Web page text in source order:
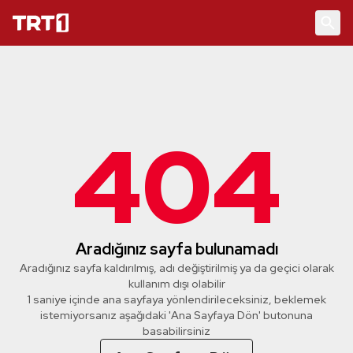
404
Aradığınız sayfa bulunamadı
Aradığınız sayfa kaldırılmış, adı değiştirilmiş ya da geçici olarak
kullanım dışı olabilir
1 saniye içinde ana sayfaya yönlendirileceksiniz, beklemek
istemiyorsanız aşağıdaki 'Ana Sayfaya Dön' butonuna
basabilirsiniz